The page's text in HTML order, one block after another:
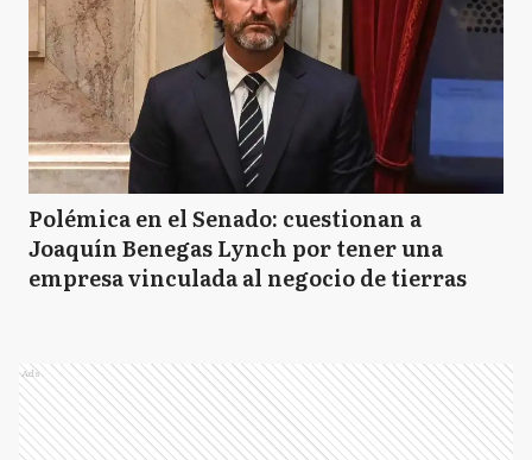
Polémica en el Senado: cuestionan a
Joaquín Benegas Lynch por tener una
empresa vinculada al negocio de tierras
Ads